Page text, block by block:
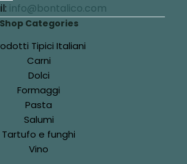
info@bontalico.com
Shop Categories
Tipici Italiani
Carni
Dolci
Formaggi
Pasta
Salumi
Tartufo e funghi
Vino